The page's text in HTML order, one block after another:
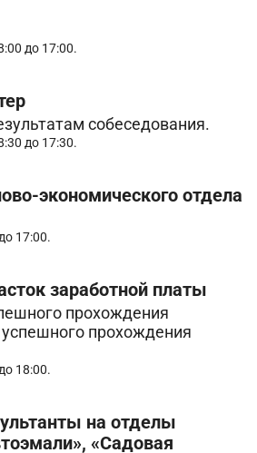
до 17:00.
собеседования.
до 17:30.
экономического отдела
17:00.
заработной платы
прохождения
прохождения
18:00.
на отделы
«Садовая